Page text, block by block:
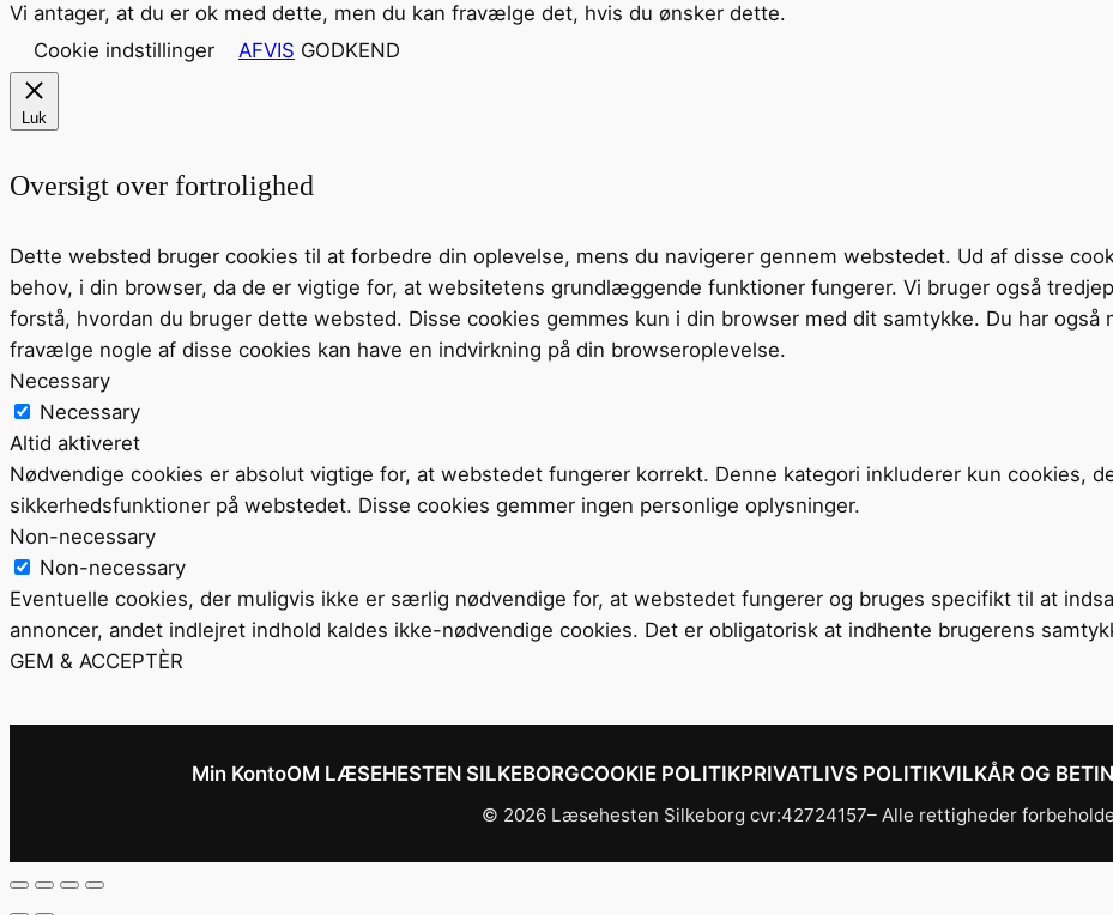
Vi antager, at du er ok med dette, men du kan fravælge det, hvis du ønsker dette.
Cookie indstillinger
AFVIS GODKEND
Luk
Oversigt over fortrolighed
Dette websted bruger cookies til at forbedre din oplevelse, mens du navigerer gennem webstedet. Ud af disse
behov, i din browser, da de er vigtige for, at websitetens grundlæggende funktioner fungerer. Vi bruger også
forstå, hvordan du bruger dette websted. Disse cookies gemmes kun i din browser med dit samtykke. Du har
fravælge nogle af disse cookies kan have en indvirkning på din browseroplevelse.
Necessary
Necessary
Altid aktiveret
Nødvendige cookies er absolut vigtige for, at webstedet fungerer korrekt. Denne kategori inkluderer kun cookies,
sikkerhedsfunktioner på webstedet. Disse cookies gemmer ingen personlige oplysninger.
Non-necessary
Non-necessary
Eventuelle cookies, der muligvis ikke er særlig nødvendige for, at webstedet fungerer og bruges specifikt til at
annoncer, andet indlejret indhold kaldes ikke-nødvendige cookies. Det er obligatorisk at indhente brugerens
GEM & ACCEPTÈR
Min KontoOM LÆSEHESTEN SILKEBORGCOOKIE POLITIKPRIVATLIVS POLITIKVILKÅR OG
© 2026 Læsehesten Silkeborg cvr:42724157– Alle rettigheder